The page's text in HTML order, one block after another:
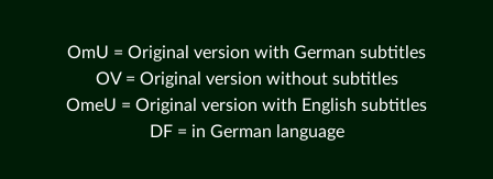
OmU = Original version with German subtitles
OV = Original version without subtitles
OmeU = Original version with English subtitles
DF = in German language